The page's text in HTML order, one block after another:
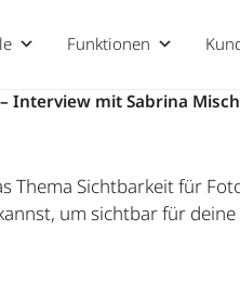
Funktionen
– Interview mit Sabrina
Thema Sichtbarkeit für
um sichtbar für